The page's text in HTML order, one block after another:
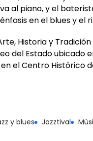
al piano, y el
en el blues y el
Historia y Tradición
del Estado ubicado
el Centro Histórico
y blues Jazztival